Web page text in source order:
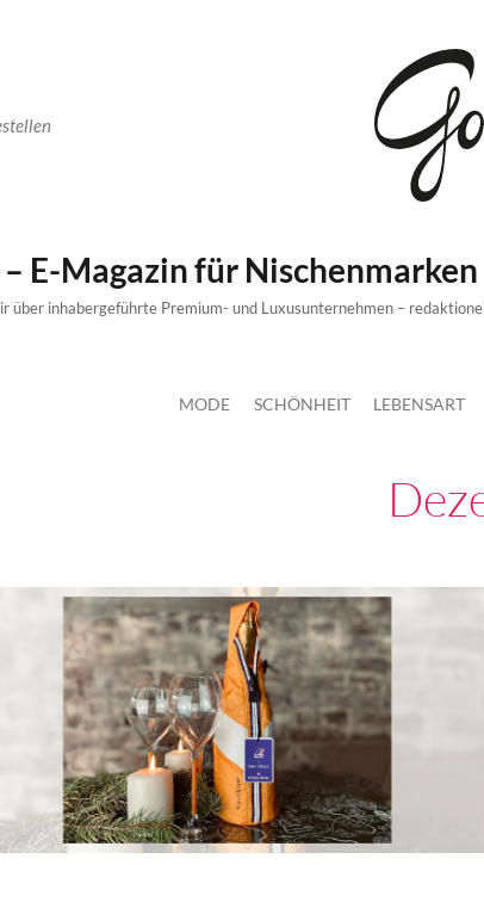
E-Magazin für Nischenmarken
über inhabergeführte Premium- und Luxusunternehmen –
MODE SCHÖNHEIT LEBENSART